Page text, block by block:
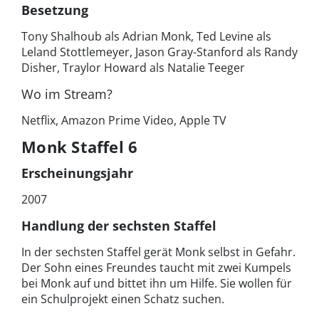
Besetzung
Tony Shalhoub als Adrian Monk, Ted Levine als
Leland Stottlemeyer, Jason Gray-Stanford als Randy
Disher, Traylor Howard als Natalie Teeger
Wo im Stream?
Netflix, Amazon Prime Video, Apple TV
Monk Staffel 6
Erscheinungsjahr
2007
Handlung der sechsten Staffel
In der sechsten Staffel gerät Monk selbst in Gefahr.
Der Sohn eines Freundes taucht mit zwei Kumpels
bei Monk auf und bittet ihn um Hilfe. Sie wollen für
ein Schulprojekt einen Schatz suchen.